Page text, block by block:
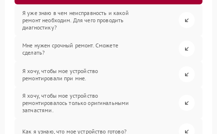
Я уже знаю в чем неисправность и какой
ремонт необходим. Для чего проводить
диагностику?
Мне нужен срочный ремонт. Сможете
сделать?
Я хочу, чтобы мое устройство
ремонтировали при мне.
Я хочу, чтобы мое устройство
ремонтировалось только оригинальными
запчастями.
Как я узнаю, что мое устройство готово?